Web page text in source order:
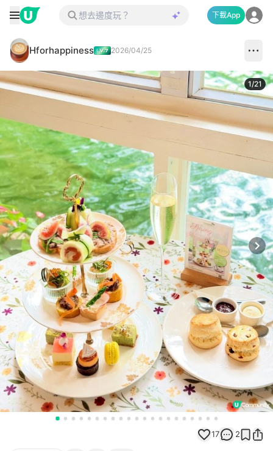
下載App
Hforhappiness 2026/04/25
1/21
17 2